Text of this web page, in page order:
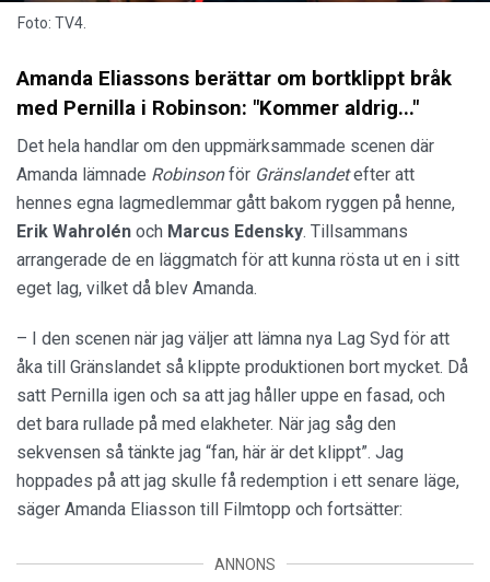
Foto: TV4.
Amanda Eliassons berättar om bortklippt bråk
med Pernilla i Robinson: "Kommer aldrig..."
Det hela handlar om den uppmärksammade scenen där
Amanda lämnade Robinsonför Gränslandetefter att
hennes egna lagmedlemmar gått bakom ryggen på henne,
Erik Wahrolén och Marcus Edensky. Tillsammans
arrangerade de en läggmatch för att kunna rösta ut en i sitt
eget lag, vilket då blev Amanda.
– I den scenen när jag väljer att lämna nya Lag Syd för att
åka till Gränslandet så klippte produktionen bort mycket. Då
satt Pernilla igen och sa att jag håller uppe en fasad, och
det bara rullade på med elakheter. När jag såg den
sekvensen så tänkte jag “fan, här är det klippt”. Jag
hoppades på att jag skulle få redemption i ett senare läge,
säger Amanda Eliasson till Filmtopp och fortsätter:
ANNONS